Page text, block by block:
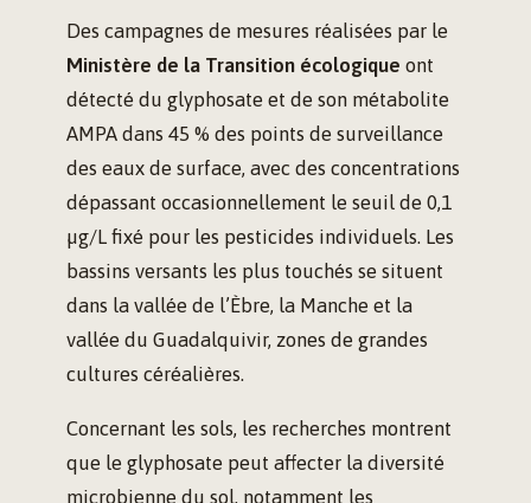
Des campagnes de mesures réalisées par le
Ministère de la Transition écologique ont
détecté du glyphosate et de son métabolite
AMPA dans 45 % des points de surveillance
des eaux de surface, avec des concentrations
dépassant occasionnellement le seuil de 0,1
µg/L fixé pour les pesticides individuels. Les
bassins versants les plus touchés se situent
dans la vallée de l’Èbre, la Manche et la
vallée du Guadalquivir, zones de grandes
cultures céréalières.
Concernant les sols, les recherches montrent
que le glyphosate peut affecter la diversité
microbienne du sol, notamment les